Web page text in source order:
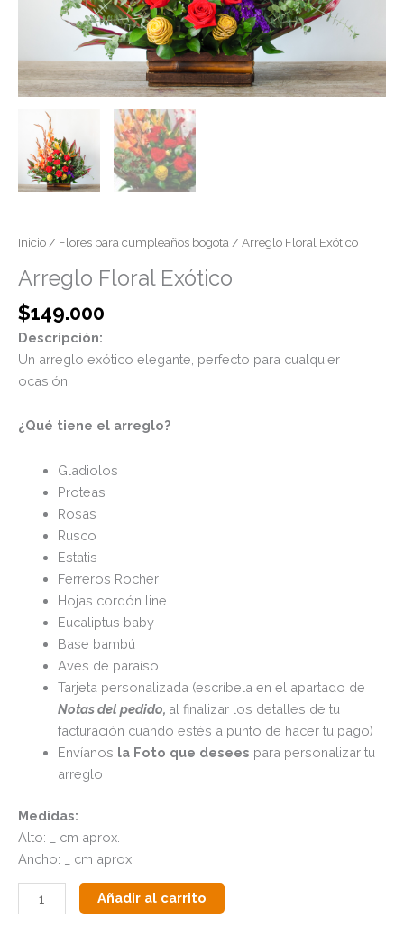
Inicio/ Flores para cumpleaños bogota/ Arreglo Floral Exótico
Arreglo Floral Exótico
$149.000
Descripción:
Un arreglo exótico elegante, perfecto para cualquier
ocasión.
¿Qué tiene el arreglo?
Gladiolos
Proteas
Rosas
Rusco
Estatis
Ferreros Rocher
Hojas cordón line
Eucaliptus baby
Base bambú
Aves de paraíso
Tarjeta personalizada (escríbela en el apartado de
Notas del pedido, al finalizar los detalles de tu
facturación cuando estés a punto de hacer tu pago)
Envíanos la Foto que desees para personalizar tu
arreglo
Medidas:
Alto: _ cm aprox.
Ancho: _ cm aprox.
Añadir al carrito